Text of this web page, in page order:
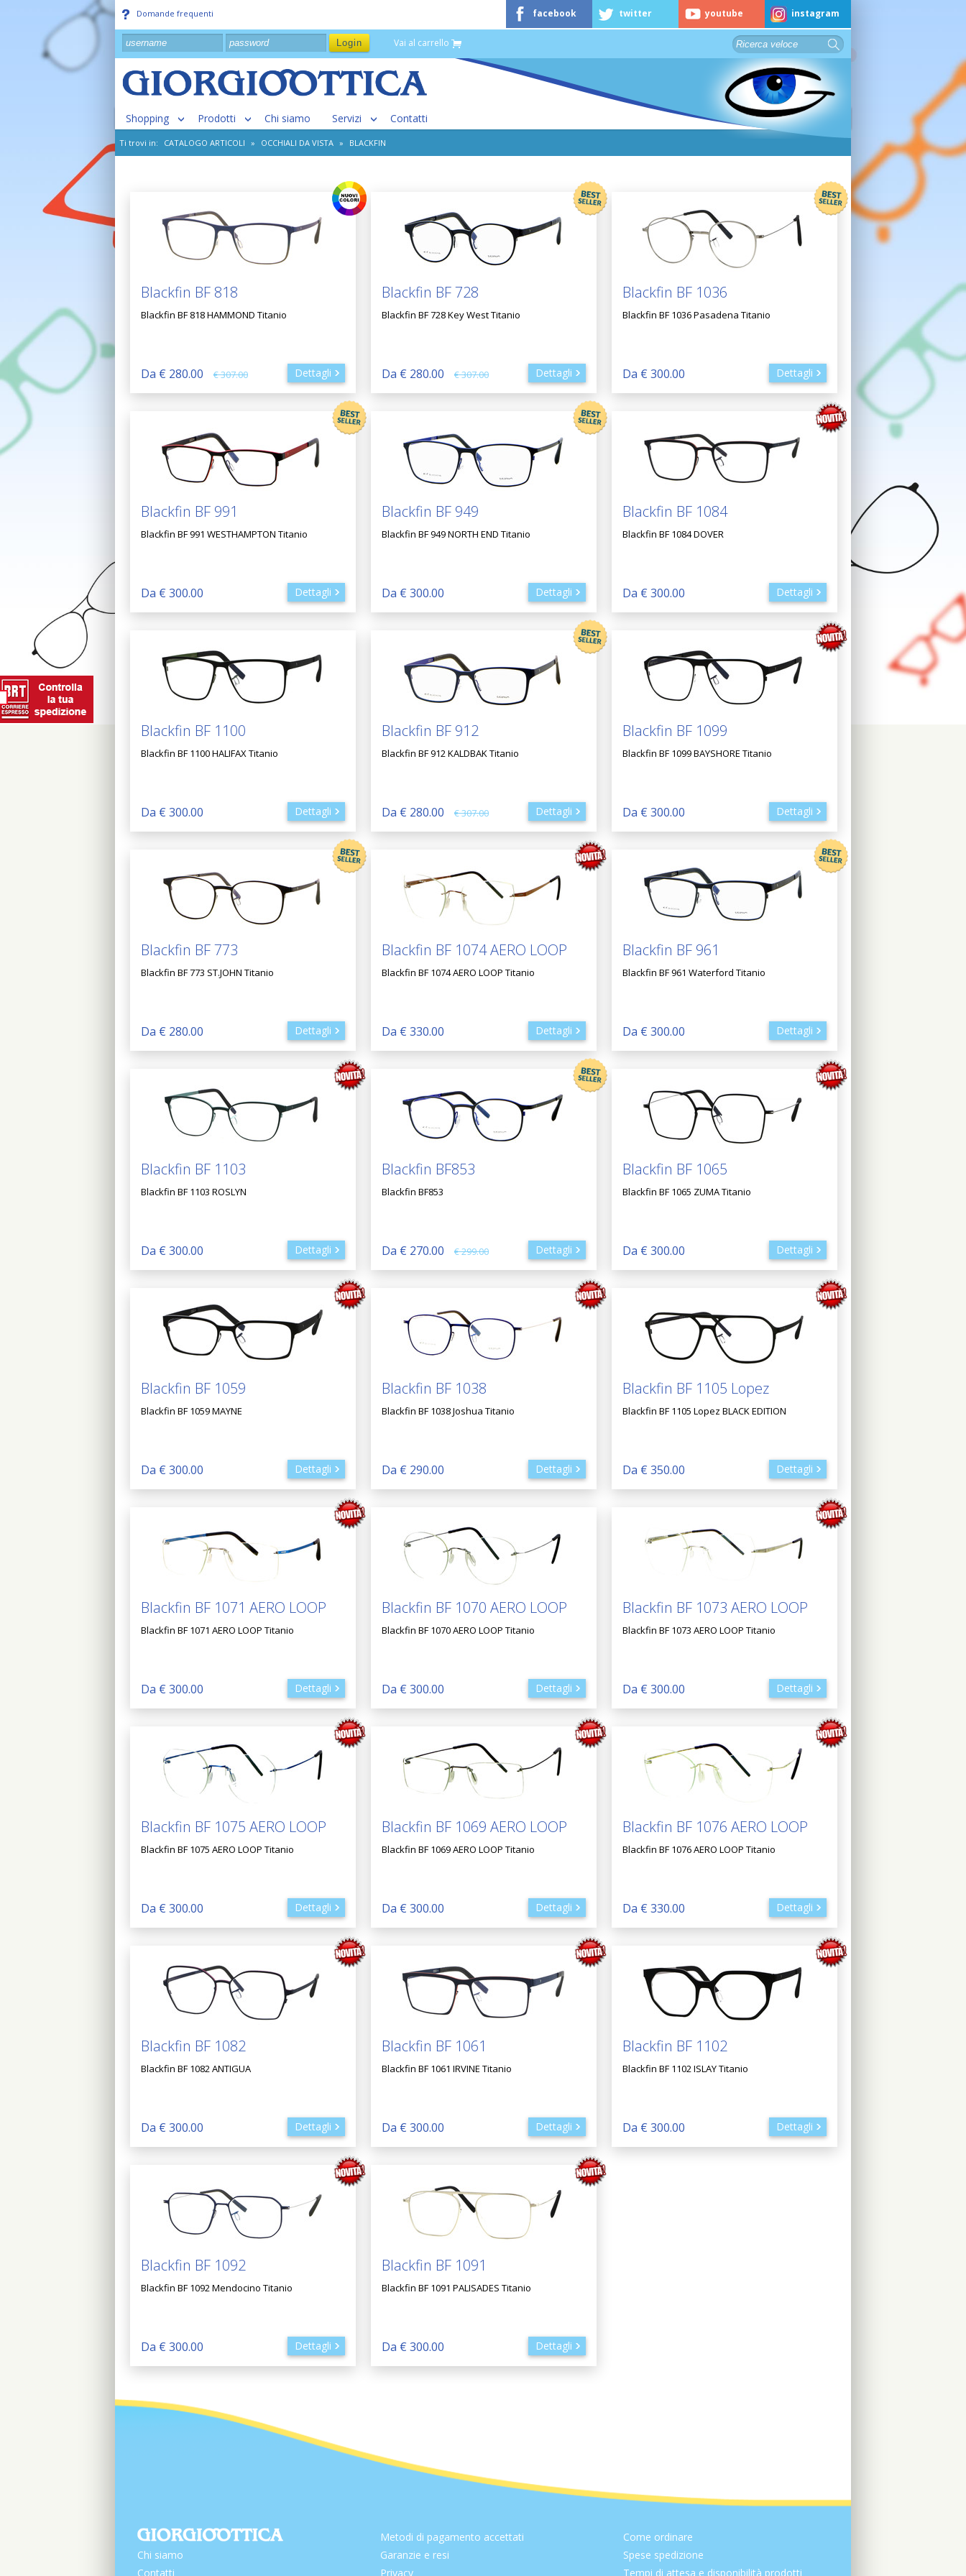
Domande frequenti facebook twitter youtube instagram
Vai al carrello
Shopping Prodotti Chi siamo Servizi Contatti
Ti trovi in: CATALOGO ARTICOLI » OCCHIALI DA VISTA » BLACKFIN
Blackfin BF 818
Blackfin BF 818 HAMMOND Titanio
Da € 280.00 € 307.00 Dettagli
Blackfin BF 728
Blackfin BF 728 Key West Titanio
Da € 280.00 € 307.00 Dettagli
Blackfin BF 1036
Blackfin BF 1036 Pasadena Titanio
Da € 300.00 Dettagli
Blackfin BF 991
Blackfin BF 991 WESTHAMPTON Titanio
Da € 300.00 Dettagli
Blackfin BF 949
Blackfin BF 949 NORTH END Titanio
Da € 300.00 Dettagli
Blackfin BF 1084
Blackfin BF 1084 DOVER
Da € 300.00 Dettagli
Blackfin BF 1100
Blackfin BF 1100 HALIFAX Titanio
Da € 300.00 Dettagli
Blackfin BF 912
Blackfin BF 912 KALDBAK Titanio
Da € 280.00 € 307.00 Dettagli
Blackfin BF 1099
Blackfin BF 1099 BAYSHORE Titanio
Da € 300.00 Dettagli
Blackfin BF 773
Blackfin BF 773 ST.JOHN Titanio
Da € 280.00 Dettagli
Blackfin BF 1074 AERO LOOP
Blackfin BF 1074 AERO LOOP Titanio
Da € 330.00 Dettagli
Blackfin BF 961
Blackfin BF 961 Waterford Titanio
Da € 300.00 Dettagli
Blackfin BF 1103
Blackfin BF 1103 ROSLYN
Da € 300.00 Dettagli
Blackfin BF853
Blackfin BF853
Da € 270.00 € 299.00 Dettagli
Blackfin BF 1065
Blackfin BF 1065 ZUMA Titanio
Da € 300.00 Dettagli
Blackfin BF 1059
Blackfin BF 1059 MAYNE
Da € 300.00 Dettagli
Blackfin BF 1038
Blackfin BF 1038 Joshua Titanio
Da € 290.00 Dettagli
Blackfin BF 1105 Lopez
Blackfin BF 1105 Lopez BLACK EDITION
Da € 350.00 Dettagli
Blackfin BF 1071 AERO LOOP
Blackfin BF 1071 AERO LOOP Titanio
Da € 300.00 Dettagli
Blackfin BF 1070 AERO LOOP
Blackfin BF 1070 AERO LOOP Titanio
Da € 300.00 Dettagli
Blackfin BF 1073 AERO LOOP
Blackfin BF 1073 AERO LOOP Titanio
Da € 300.00 Dettagli
Blackfin BF 1075 AERO LOOP
Blackfin BF 1075 AERO LOOP Titanio
Da € 300.00 Dettagli
Blackfin BF 1069 AERO LOOP
Blackfin BF 1069 AERO LOOP Titanio
Da € 300.00 Dettagli
Blackfin BF 1076 AERO LOOP
Blackfin BF 1076 AERO LOOP Titanio
Da € 330.00 Dettagli
Blackfin BF 1082
Blackfin BF 1082 ANTIGUA
Da € 300.00 Dettagli
Blackfin BF 1061
Blackfin BF 1061 IRVINE Titanio
Da € 300.00 Dettagli
Blackfin BF 1102
Blackfin BF 1102 ISLAY Titanio
Da € 300.00 Dettagli
Blackfin BF 1092
Blackfin BF 1092 Mendocino Titanio
Da € 300.00 Dettagli
Blackfin BF 1091
Blackfin BF 1091 PALISADES Titanio
Da € 300.00 Dettagli
Chi siamo
Contatti
Metodi di pagamento accettati
Garanzie e resi
Privacy
Come ordinare
Spese spedizione
Tempi di attesa e disponibilità prodotti